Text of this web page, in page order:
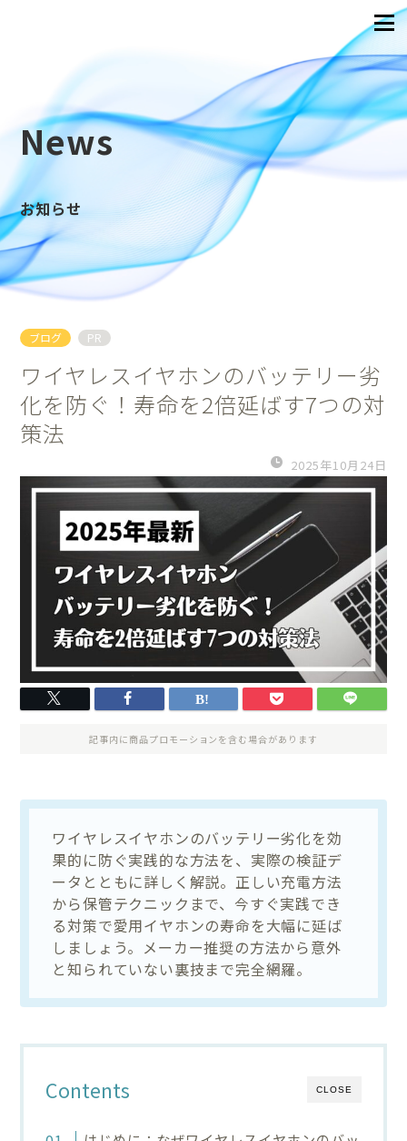
News
お知らせ
ブログ PR
ワイヤレスイヤホンのバッテリー劣
化を防ぐ！寿命を2倍延ばす7つの対
策法
2025年10月24日
記事内に商品プロモーションを含む場合があります
ワイヤレスイヤホンのバッテリー劣化を効
果的に防ぐ実践的な方法を、実際の検証デ
ータとともに詳しく解説。正しい充電方法
から保管テクニックまで、今すぐ実践でき
る対策で愛用イヤホンの寿命を大幅に延ば
しましょう。メーカー推奨の方法から意外
と知られていない裏技まで完全網羅。
CLOSE
Contents